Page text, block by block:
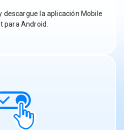
descargue la aplicación Mobile
para Android.